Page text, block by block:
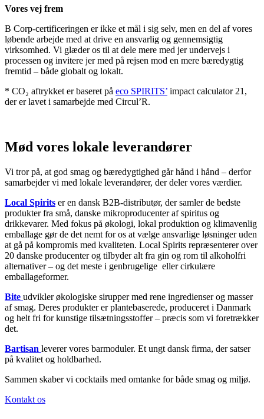
Vores vej frem
B Corp-certificeringen er ikke et mål i sig selv, men en del af vores
løbende arbejde med at drive en ansvarlig og gennemsigtig
virksomhed. Vi glæder os til at dele mere med jer undervejs i
processen og invitere jer med på rejsen mod en mere bæredygtig
fremtid – både globalt og lokalt.
* CO₂ aftrykket er baseret på eco SPIRITS’ impact calculator 21,
der er lavet i samarbejde med Circul’R.
Mød vores lokale leverandører
Vi tror på, at god smag og bæredygtighed går hånd i hånd – derfor
samarbejder vi med lokale leverandører, der deler vores værdier.
Local Spirits er en dansk B2B-distributør, der samler de bedste
produkter fra små, danske mikroproducenter af spiritus og
drikkevarer. Med fokus på økologi, lokal produktion og klimavenlig
emballage gør de det nemt for os at vælge ansvarlige løsninger uden
at gå på kompromis med kvaliteten. Local Spirits repræsenterer over
20 danske producenter og tilbyder alt fra gin og rom til alkoholfri
alternativer – og det meste i genbrugelige eller cirkulære
emballageformer.
Bite udvikler økologiske sirupper med rene ingredienser og masser
af smag. Deres produkter er plantebaserede, produceret i Danmark
og helt fri for kunstige tilsætningsstoffer – præcis som vi foretrækker
det.
Bartisan leverer vores barmoduler. Et ungt dansk firma, der satser
på kvalitet og holdbarhed.
Sammen skaber vi cocktails med omtanke for både smag og miljø.
Kontakt os